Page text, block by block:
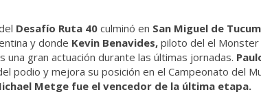
Desafío Ruta 40 culminó en San Miguel de
y donde Kevin Benavides,piloto del el
una gran actuación durante las últimas jornadas.
podio y mejora su posición en el Campeonato del
Metge fue el vencedor de la última etapa.